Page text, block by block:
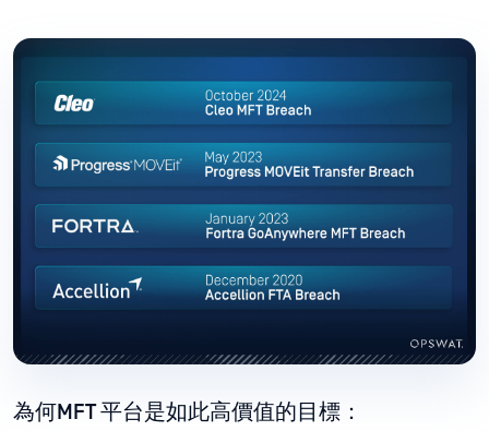
為何MFT 平台是如此高價值的目標：